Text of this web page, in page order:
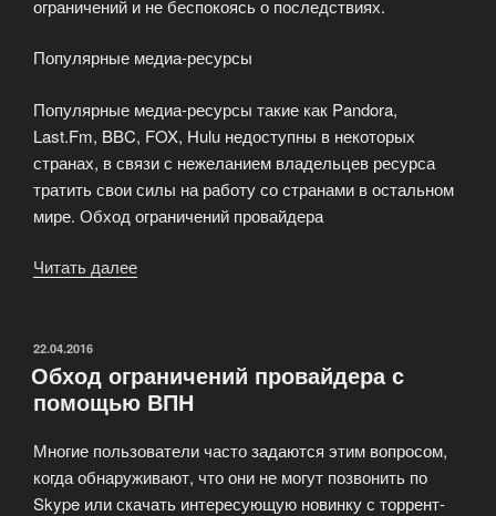
ограничений и не беспокоясь о последствиях.
Популярные медиа-ресурсы
Популярные медиа-ресурсы такие как Pandora,
Last.Fm, BBC, FOX, Hulu недоступны в некоторых
странах, в связи с нежеланием владельцев ресурса
тратить свои силы на работу со странами в остальном
мире. Обход ограничений провайдера
Читать далее
VPN»
ОПУБЛИКОВАНО
22.04.2016
Обход ограничений провайдера с
помощью ВПН
Многие пользователи часто задаются этим вопросом,
когда обнаруживают, что они не могут позвонить по
Skype или скачать интересующую новинку с торрент-